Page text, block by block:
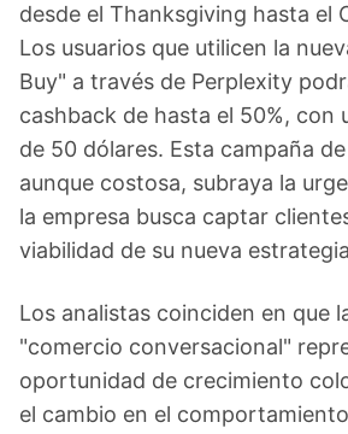
desde el Thanksgiving hasta el
Los usuarios que utilicen la
Buy" a través de Perplexity
cashback de hasta el 50%, con
de 50 dólares. Esta campaña
aunque costosa, subraya la
la empresa busca captar
viabilidad de su nueva
Los analistas coinciden en que
"comercio conversacional"
oportunidad de crecimiento
el cambio en el